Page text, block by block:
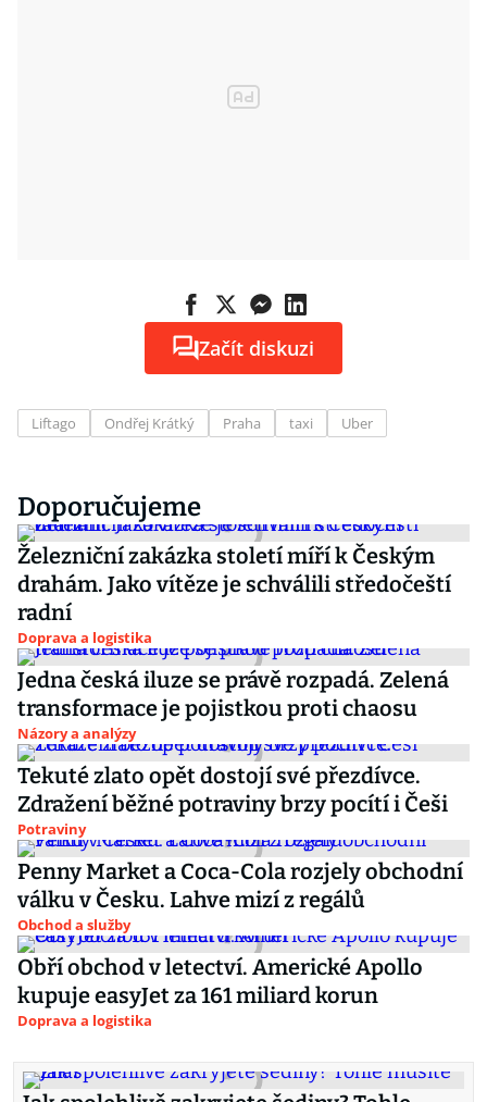
Začít diskuzi
Liftago Ondřej Krátký Praha taxi Uber
Doporučujeme
Železniční zakázka století míří k Českým
drahám. Jako vítěze je schválili středočeští
radní
Doprava a logistika
Jedna česká iluze se právě rozpadá. Zelená
transformace je pojistkou proti chaosu
Názory a analýzy
Tekuté zlato opět dostojí své přezdívce.
Zdražení běžné potraviny brzy pocítí i Češi
Potraviny
Penny Market a Coca-Cola rozjely obchodní
válku v Česku. Lahve mizí z regálů
Obchod a služby
Obří obchod v letectví. Americké Apollo
kupuje easyJet za 161 miliard korun
Doprava a logistika